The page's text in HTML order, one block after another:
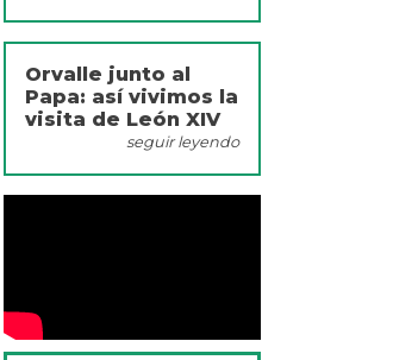
Orvalle junto al
Papa: así vivimos la
visita de León XIV
seguir leyendo